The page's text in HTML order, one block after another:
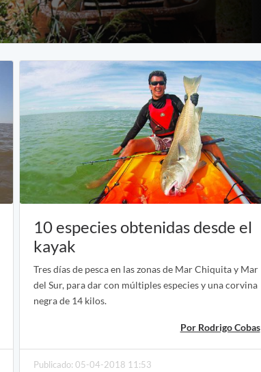
10 especies obtenidas desde el
kayak
Tres días de pesca en las zonas de Mar Chiquita y Mar
del Sur, para dar con múltiples especies y una corvina
negra de 14 kilos.
Por Rodrigo Cobas
Publicado: 05-04-2018 11:53